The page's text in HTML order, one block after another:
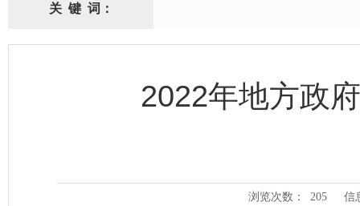
关 键 词：
2022年地方政
浏览次数： 205 信